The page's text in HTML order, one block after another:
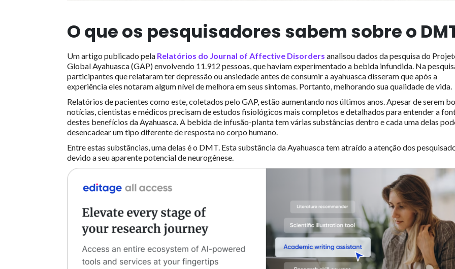
O que os pesquisadores sabem sobre o
Um artigo publicado pela Relatórios do Journal of Affective Disorders analisou dados da pesquisa do
Global Ayahuasca (GAP) envolvendo 11.912 pessoas, que haviam experimentado a bebida infundida. Na
participantes que relataram ter depressão ou ansiedade antes de consumir a ayahuasca disseram que após a
experiência eles notaram algum nível de melhora em seus sintomas. Portanto, melhorando sua qualidade de vida.
Relatórios de pacientes como este, coletados pelo GAP, estão aumentando nos últimos anos. Apesar de serem
notícias, cientistas e médicos precisam de estudos fisiológicos mais completos e detalhados para entender a
destes benefícios da Ayahuasca. A bebida de infusão-planta tem várias substâncias dentro e cada uma delas
desencadear um tipo diferente de resposta no corpo humano.
Entre estas substâncias, uma delas é o DMT. Esta substância da Ayahuasca tem atraído a atenção dos
devido a seu aparente potencial de neurogênese.